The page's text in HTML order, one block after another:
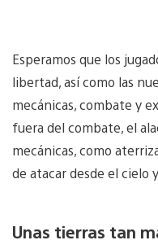
Esperamos que los
libertad, así como las
mecánicas, combate y
fuera del combate, el
mecánicas, como
de atacar desde el cielo
Unas tierras tan